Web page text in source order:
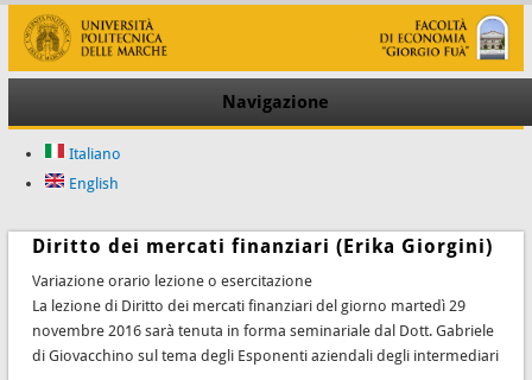
Navigazione
Italiano
English
Diritto dei mercati finanziari (Erika Giorgini)
Variazione orario lezione o esercitazione
La lezione di Diritto dei mercati finanziari del giorno martedì 29
novembre 2016 sarà tenuta in forma seminariale dal Dott. Gabriele
di Giovacchino sul tema degli Esponenti aziendali degli intermediari